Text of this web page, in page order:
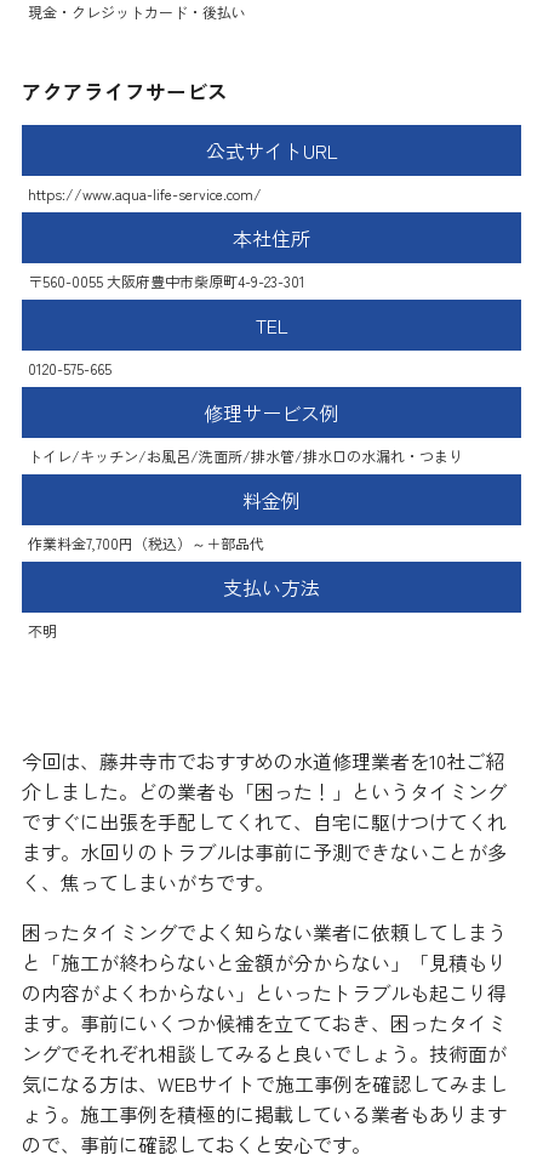
現金・クレジットカード・後払い
アクアライフサービス
公式サイトURL
https://www.aqua-life-service.com/
本社住所
〒560-0055 大阪府豊中市柴原町4-9-23-301
TEL
0120-575-665
修理サービス例
トイレ/キッチン/お風呂/洗面所/排水管/排水口の水漏れ・つまり
料金例
作業料金7,700円（税込）～＋部品代
支払い方法
不明
今回は、藤井寺市でおすすめの水道修理業者を10社ご紹
介しました。どの業者も「困った！」というタイミング
ですぐに出張を手配してくれて、自宅に駆けつけてくれ
ます。水回りのトラブルは事前に予測できないことが多
く、焦ってしまいがちです。
困ったタイミングでよく知らない業者に依頼してしまう
と「施工が終わらないと金額が分からない」「見積もり
の内容がよくわからない」といったトラブルも起こり得
ます。事前にいくつか候補を立てておき、困ったタイミ
ングでそれぞれ相談してみると良いでしょう。技術面が
気になる方は、WEBサイトで施工事例を確認してみまし
ょう。施工事例を積極的に掲載している業者もあります
ので、事前に確認しておくと安心です。